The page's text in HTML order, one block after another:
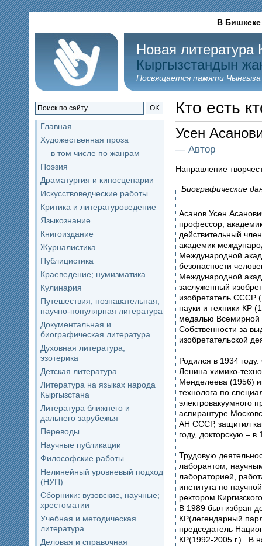
В Бишкеке
Новая литература
Кыргызстандын
Посвящается памяти
OK
Главная
Художественная проза
— в том числе по жанрам
Поэзия
Драматургия и киносценарии
Искусствоведческие работы
Критика и литературоведение
Языкознание
Книгоиздание
Журналистика
Публицистика
Краеведение; нумизматика
Кулинария
Путешествия, познавательная,
научно-популярная литература
Документальная и
биографическая литература
Духовная литература;
эзотерика
Детская литература
Литература на языках народа
Кыргызстана
Литература ближнего и
дальнего зарубежья
Переводы
Научные публикации
Философские работы
Нелинейный уровневый подход
(НУП)
Сборники: вузовские, научные;
хрестоматии
Учебная и методическая
литература
Деловая и справочная
Кто есть
Усен
— Автор
Направление
Биографические
Асанов Усен
профессор,
действительный
академик
Международной
безопасности
Международной
заслуженный
изобретатель СССР
науки и техники КР
медалью Всемирной
Собственности за
изобретательской
Родился в 1934
Ленина химико-
Менделеева (1956) имеет квалификацию инженера-
технолога по специальности: “Технология
электровакуумного
аспирантуре
АН СССР, защитил
году, докторскую –
Трудовую
лаборантом,
лабораторией,
института по
ректором
В 1989 был избран
КР(легендарный
председатель
КР(1992-2005 г.) . В